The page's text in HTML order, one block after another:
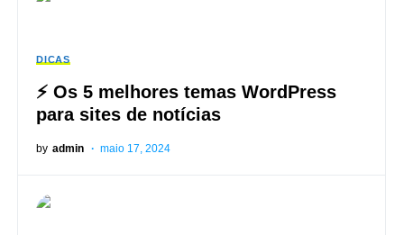
DICAS
⚡ Os 5 melhores temas WordPress
para sites de notícias
by admin maio 17, 2024